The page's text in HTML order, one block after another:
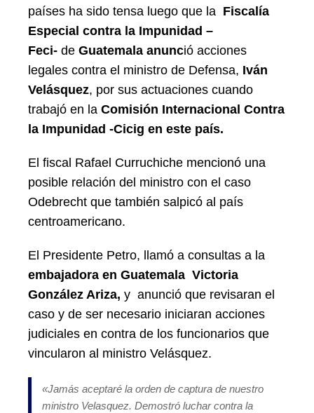
países ha sido tensa luego que la Fiscalía
Especial contra la Impunidad –
Feci- de Guatemala anunció acciones
legales contra el ministro de Defensa, Iván
Velásquez, por sus actuaciones cuando
trabajó en la Comisión Internacional Contra
la Impunidad -Cicig en este país.
El fiscal Rafael Curruchiche mencionó una
posible relación del ministro con el caso
Odebrecht que también salpicó al país
centroamericano.
El Presidente Petro, llamó a consultas a la
embajadora en Guatemala Victoria
González Ariza, y anunció que revisaran el
caso y de ser necesario iniciaran acciones
judiciales en contra de los funcionarios que
vincularon al ministro Velásquez.
«Jamás aceptaré la orden de captura de nuestro
ministro Velasquez. Demostró luchar contra la